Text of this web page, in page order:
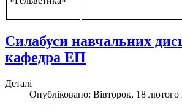
Силабуси навчальних
кафедра ЕП
Деталі
Опубліковано: Вівторок, 18 лютого